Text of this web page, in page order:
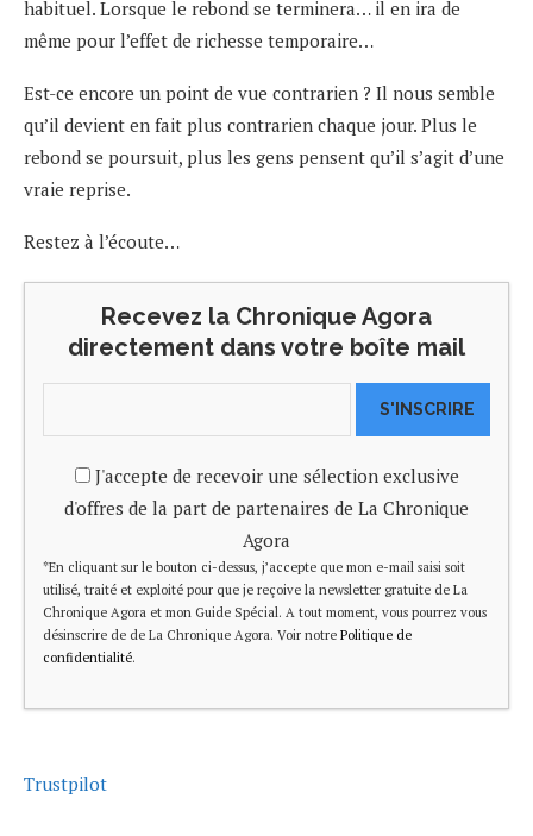
habituel. Lorsque le rebond se terminera… il en ira de
même pour l’effet de richesse temporaire…
Est-ce encore un point de vue contrarien ? Il nous semble
qu’il devient en fait plus contrarien chaque jour. Plus le
rebond se poursuit, plus les gens pensent qu’il s’agit d’une
vraie reprise.
Restez à l’écoute…
Recevez la Chronique Agora
directement dans votre boîte mail
S'INSCRIRE
J'accepte de recevoir une sélection exclusive
d'offres de la part de partenaires de La Chronique
Agora
*En cliquant sur le bouton ci-dessus, j’accepte que mon e-mail saisi soit
utilisé, traité et exploité pour que je reçoive la newsletter gratuite de La
Chronique Agora et mon Guide Spécial. A tout moment, vous pourrez vous
désinscrire de de La Chronique Agora. Voir notre Politique de
confidentialité.
Trustpilot